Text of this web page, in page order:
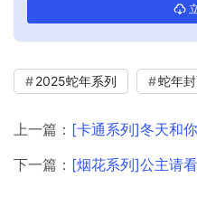
2025蛇年系列 蛇年
上一篇： [卡通系列]冬天和
下一篇： [烟花系列]公主请